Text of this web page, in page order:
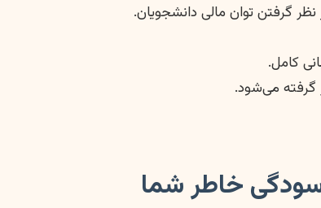
گرفتن توان مالی دانشجویان.
کامل.
گرفته می‌شود.
خاطر شما